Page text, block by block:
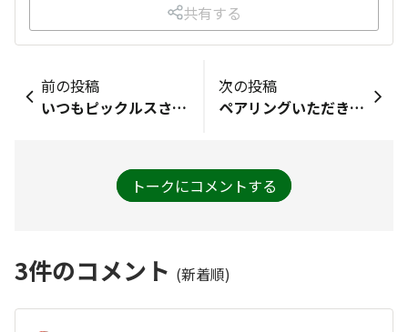
共有する
前の投稿
いつもピックルスさんの商品、美味しくいただいています。ピックルスさんの次なる新商品をいつも楽しみにしています。商品を新しく企画されるのはどなたが担当してみえるのですか？いつもとても気になっている私です。
次の投稿
ペアリングいただきました！ あまりない組み合わせでしたが、想像以上に合います！ 美味しい！ さんまの揚げ物と一緒に食べたのですが、 文旦のさっぱり感がカクテキとも、さんまとも合いました。 ピックルスさんのキムチは辛すぎず何でも合いますね。 まだ残っているので、ちびちび楽しみます。。 ありがとうございます！
トークにコメントする
3件のコメント (新着順)